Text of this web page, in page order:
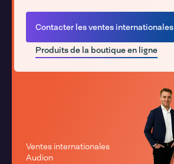
Contacter les ventes internationales
Produits de la boutique en ligne
Ventes internationales
Audion